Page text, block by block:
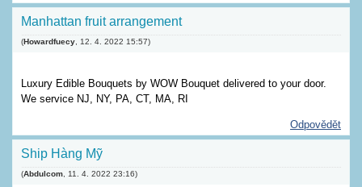
Manhattan fruit arrangement
(Howardfuecy 12. 4. 2022 15:57)
Luxury Edible Bouquets by WOW Bouquet delivered to your door.
We service NJ, NY, PA, CT, MA, RI
Odpovědět
Ship Hàng Mỹ
(Abdulcom 11. 4. 2022 23:16)